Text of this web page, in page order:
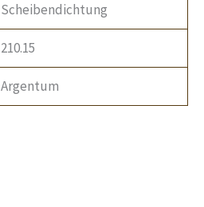
Scheibendichtung
210.15
Argentum